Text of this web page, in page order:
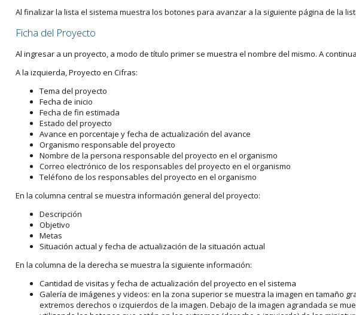
Al finalizar la lista el sistema muestra los botones para avanzar a la siguiente página de la
Ficha del Proyecto
Al ingresar a un proyecto, a modo de título primer se muestra el nombre del mismo. A
A la izquierda, Proyecto en Cifras:
Tema del proyecto
Fecha de inicio
Fecha de fin estimada
Estado del proyecto
Avance en porcentaje y fecha de actualización del avance
Organismo responsable del proyecto
Nombre de la persona responsable del proyecto en el organismo
Correo electrónico de los responsables del proyecto en el organismo
Teléfono de los responsables del proyecto en el organismo
En la columna central se muestra información general del proyecto:
Descripción
Objetivo
Metas
Situación actual y fecha de actualización de la situación actual
En la columna de la derecha se muestra la siguiente información:
Cantidad de visitas y fecha de actualización del proyecto en el sistema
Galería de imágenes y videos: en la zona superior se muestra la imagen en tamaño
extremos derechos o izquierdos de la imagen. Debajo de la imagen agrandada se